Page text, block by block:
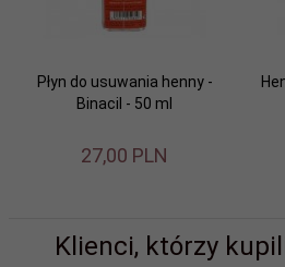
Płyn do usuwania henny -
Binacil - 50 ml
27,00 PLN
Klienci, którzy